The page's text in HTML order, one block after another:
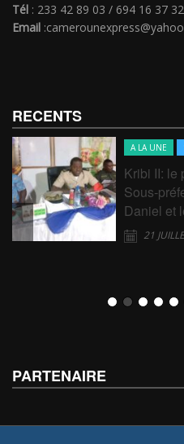
Tél : 233 42 89 03 / 694 16 37 32
Email
RECENTS
A LA UNE
Kribi II: le
Sous-
Daniel et
21
PARTENAIRE